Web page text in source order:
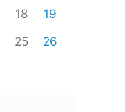
18
19
25
26